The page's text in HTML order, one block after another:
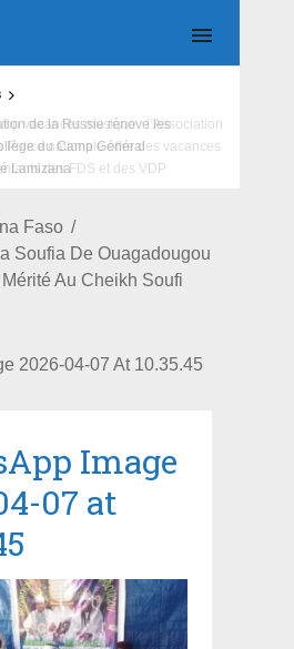
de la Russie rénove les
du Camp Général
Lamizana
Faso
Soufia De Ouagadougou
Au Cheikh Soufi
2026-04-07 At 10.35.45
Image
07 at